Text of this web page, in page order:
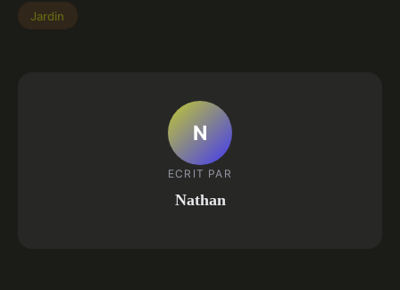
Jardin
N
ECRIT PAR
Nathan